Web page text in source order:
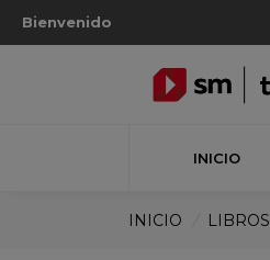
Bienvenido
INICIO
INICIO LIBROS